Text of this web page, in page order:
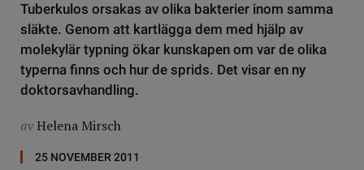
Tuberkulos orsakas av olika bakterier inom samma
släkte. Genom att kartlägga dem med hjälp av
molekylär typning ökar kunskapen om var de olika
typerna finns och hur de sprids. Det visar en ny
doktorsavhandling.
av Helena Mirsch
25 NOVEMBER 2011